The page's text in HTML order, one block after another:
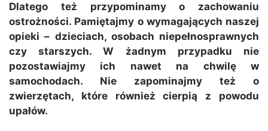
Dlatego też przypominamy o zachowaniu
ostrożności. Pamiętajmy o wymagających naszej
opieki – dzieciach, osobach niepełnosprawnych
czy starszych. W żadnym przypadku nie
pozostawiajmy ich nawet na chwilę w
samochodach. Nie zapominajmy też o
zwierzętach, które również cierpią z powodu
upałów.